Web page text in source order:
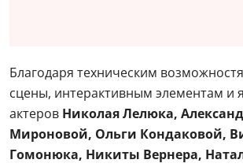
Благодаря техническим
сцены, интерактивным элементам и
актеров Николая Лелюка,
Мироновой, Ольги Кондаковой,
Гомонюка, Никиты Вернера,